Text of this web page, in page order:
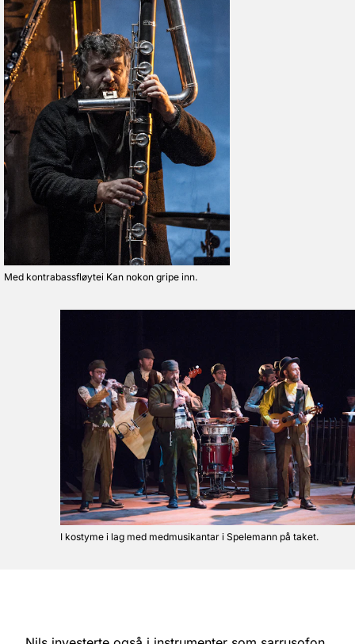
Med kontrabassfløytei Kan nokon gripe inn.
I kostyme i lag med medmusikantar i Spelemann på taket.